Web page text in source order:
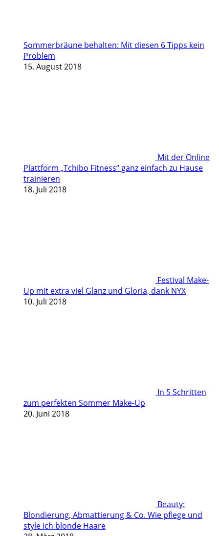
Sommerbräune behalten: Mit diesen 6 Tipps kein
Problem
15. August 2018
Mit der Online
Plattform „Tchibo Fitness“ ganz einfach zu Hause
trainieren
18. Juli 2018
Festival Make-
Up mit extra viel Glanz und Gloria, dank NYX
10. Juli 2018
In 5 Schritten
zum perfekten Sommer Make-Up
20. Juni 2018
Beauty:
Blondierung, Abmattierung & Co. Wie pflege und
style ich blonde Haare